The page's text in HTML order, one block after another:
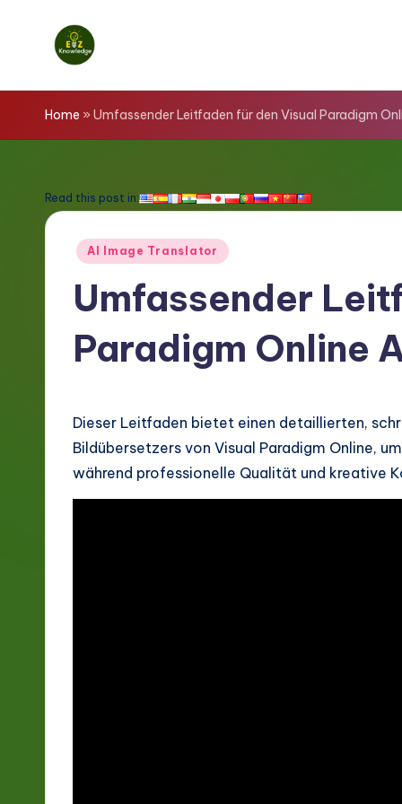
E
z
n
G
Home » Umfassender Leitfaden für den Visual Paradigm
Read this post in:
Posted
AI Image Translator
Umfassender
Paradigm Online
Dieser Leitfaden bietet einen detaillierten,
Bildübersetzers von Visual Paradigm Online,
während professionelle Qualität und kreative